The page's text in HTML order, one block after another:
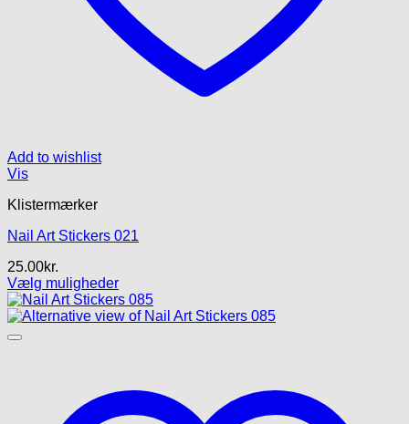
Add to wishlist
Vis
Klistermærker
Nail Art Stickers 021
25.00kr.
Vælg muligheder
Dette
vare
har